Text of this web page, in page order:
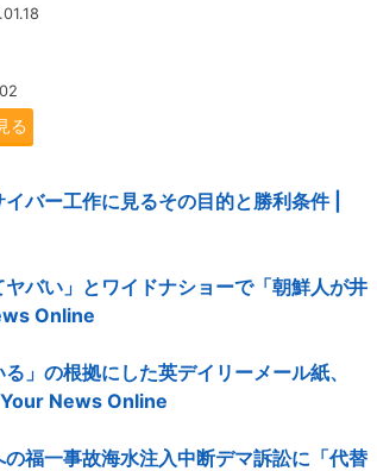
る
バー工作に見るその目的と勝利条件 |
バい」とワイドナショーで「朝鮮人が井
Online
」の根拠にした英デイリーメール紙、
News Online
福一事故海水注入中断デマ訴訟に「代替